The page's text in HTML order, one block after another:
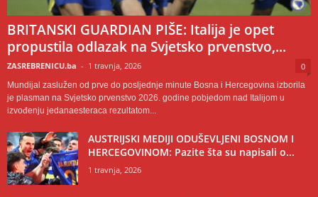
BRITANSKI GUARDIAN PIŠE: Italija je opet
propustila odlazak na Svjetsko prvenstvo,...
ZASREBRENICU.ba - 1 travnja, 2026 0
Mundijal zaslužen od prve do posljednje minute Bosna i Hercegovina izborila
je plasman na Svjetsko prvenstvo 2026. godine pobjedom nad Italijom u
izvođenju jedanaesteraca rezultatom...
AUSTRIJSKI MEDIJI ODUŠEVLJENI BOSNOM I
HERCEGOVINOM: Pazite šta su napisali o...
1 travnja, 2026